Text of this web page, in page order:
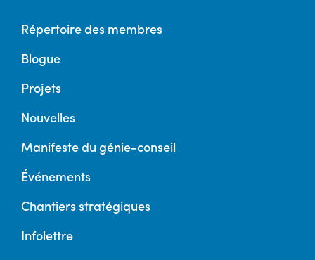
Répertoire des membres
Blogue
Projets
Nouvelles
Manifeste du génie-conseil
Événements
Chantiers stratégiques
Infolettre